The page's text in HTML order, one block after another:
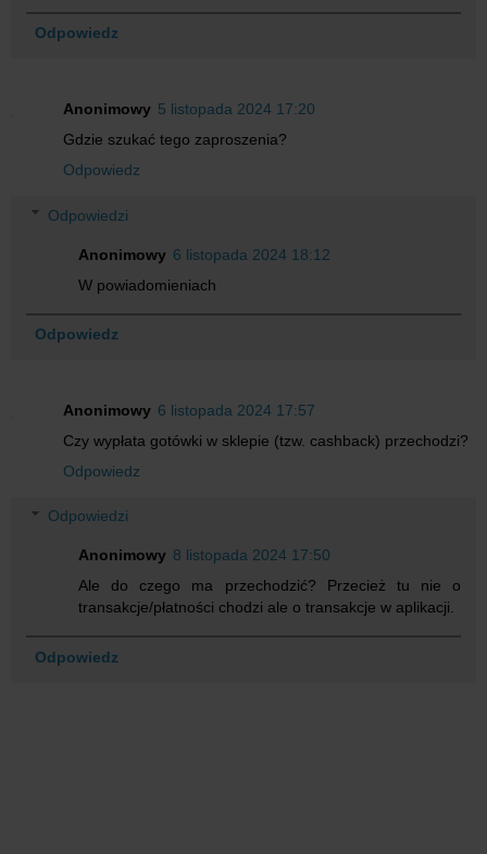
Odpowiedz
Anonimowy 5 listopada 2024 17:20
Gdzie szukać tego zaproszenia?
Odpowiedz
Odpowiedzi
Anonimowy 6 listopada 2024 18:12
W powiadomieniach
Odpowiedz
Anonimowy 6 listopada 2024 17:57
Czy wypłata gotówki w sklepie (tzw. cashback) przechodzi?
Odpowiedz
Odpowiedzi
Anonimowy 8 listopada 2024 17:50
Ale do czego ma przechodzić? Przecież tu nie o
transakcje/płatności chodzi ale o transakcje w aplikacji.
Odpowiedz